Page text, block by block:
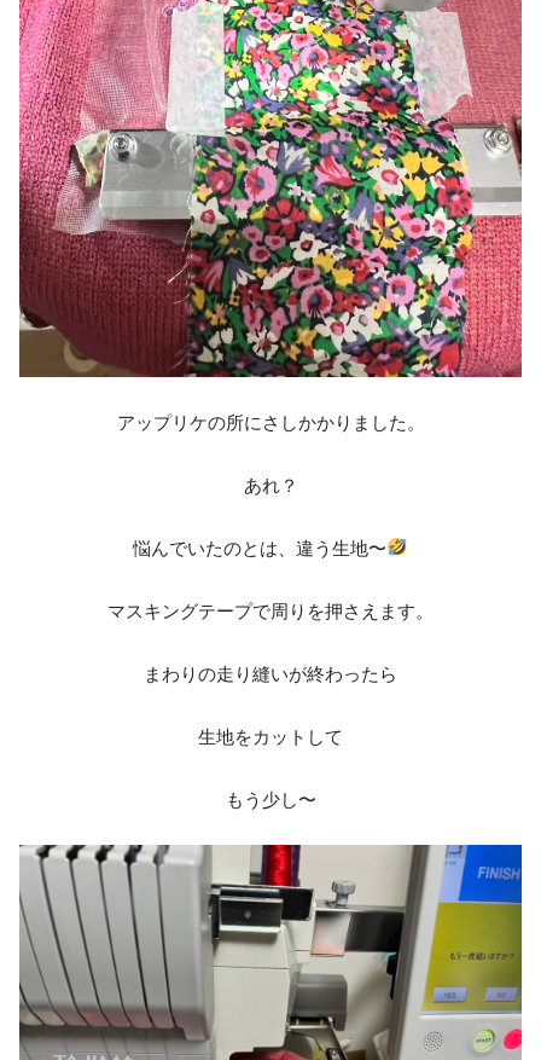
アップリケの所にさしかかりました。
あれ？
悩んでいたのとは、違う生地〜
マスキングテープで周りを押さえます。
まわりの走り縫いが終わったら
生地をカットして
もう少し〜